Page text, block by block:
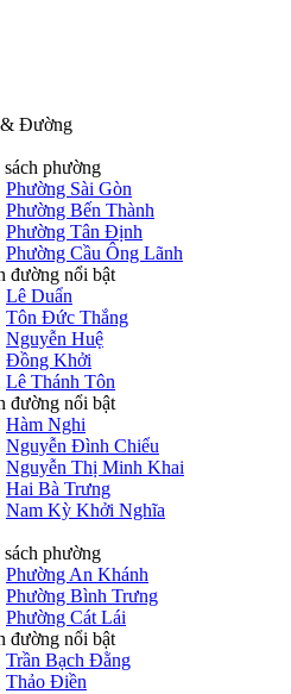
& Đường
phường
Phường Sài Gòn
Phường Bến Thành
Phường Tân Định
Phường Cầu Ông Lãnh
đường nổi bật
Lê Duẩn
Tôn Đức Thắng
Nguyễn Huệ
Đồng Khởi
Lê Thánh Tôn
đường nổi bật
Hàm Nghi
Nguyễn Đình Chiểu
Nguyễn Thị Minh Khai
Hai Bà Trưng
Nam Kỳ Khởi Nghĩa
phường
Phường An Khánh
Phường Bình Trưng
Phường Cát Lái
đường nổi bật
Trần Bạch Đằng
Thảo Điền